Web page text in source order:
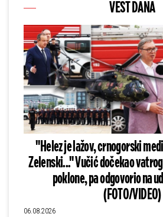
VEST DANA
"Helez je lažov, crnogorski
Zelenski..." Vučić dočekao
poklone, pa odgovorio na
(FOTO/VIDEO)
06.08.2026